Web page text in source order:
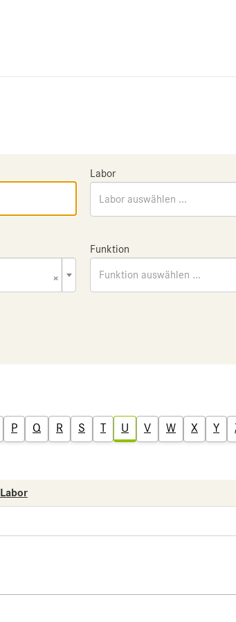
Labor
Labor auswählen ...
×
Funktion
Funktion auswählen ...
P Q R S T U V W X Y
Labor